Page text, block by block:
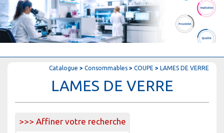
LAMES DE VERRE
Catalogue > Consommables > COUPE > LAMES DE VERRE
>>> Affiner votre recherche